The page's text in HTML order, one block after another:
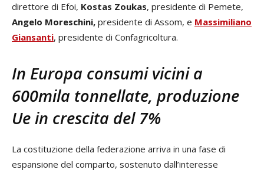
direttore di Efoi, Kostas Zoukas, presidente di Pemete,
Angelo Moreschini, presidente di Assom, e Massimiliano
Giansanti, presidente di Confagricoltura.
In Europa consumi vicini a
600mila tonnellate, produzione
Ue in crescita del 7%
La costituzione della federazione arriva in una fase di
espansione del comparto, sostenuto dall’interesse